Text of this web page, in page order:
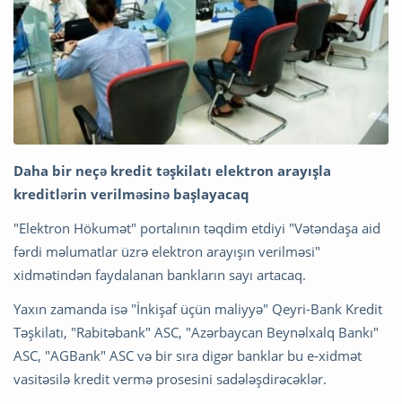
Daha bir neçə kredit təşkilatı elektron arayışla
kreditlərin verilməsinə başlayacaq
"Elektron Hökumət" portalının təqdim etdiyi "Vətəndaşa aid
fərdi məlumatlar üzrə elektron arayışın verilməsi"
xidmətindən faydalanan bankların sayı artacaq.
Yaxın zamanda isə "İnkişaf üçün maliyyə" Qeyri-Bank Kredit
Təşkilatı, "Rabitəbank" ASC, "Azərbaycan Beynəlxalq Bankı"
ASC, "AGBank" ASC və bir sıra digər banklar bu e-xidmət
vasitəsilə kredit vermə prosesini sadələşdirəcəklər.